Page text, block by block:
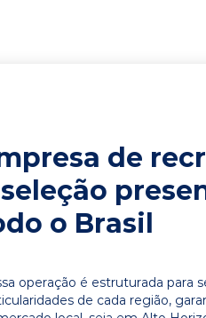
de
o Brasil
operação é estruturada para
de cada região,